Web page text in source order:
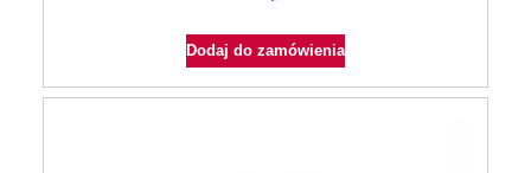
Dodaj do zamówienia